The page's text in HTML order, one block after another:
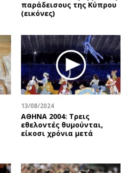
Podcasts
Προσφορές
Προσωπικότητες στην ''Κ''
Επιστολές
παράδεισους της Κύπρου
(εικόνες)
13/08/2024
ΑΘΗΝΑ 2004: Τρεις
εθελοντές θυμούνται,
είκοσι χρόνια μετά